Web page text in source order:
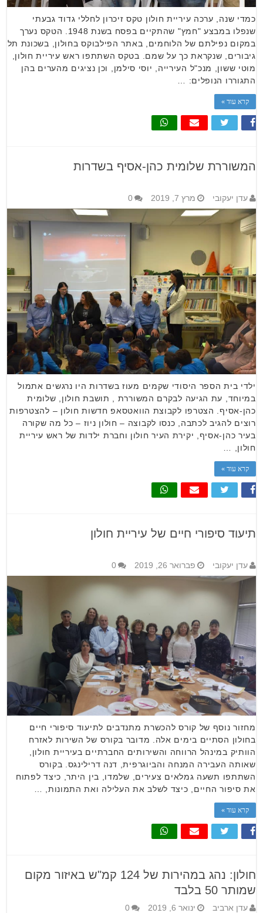
כמדי שנה, ערכה עיריית חולון טקס זיכרון לחללי גדוד גבעתי
שנפלו במבצע "חמץ" שהתקיים בפסח בשנת 1948. הטקס נערך
במקום נפילתם של הלוחמים, באתר הפילבוקס בחולון, בשכונת תל
גיבורים, שנקראת כך על שמם. בטקס השתתפו ראש עיריית חולון,
מוטי ששון, מנכ"ל העירייה, יוסי סילמן, וכן נציגים מהערים בהן
התגוררו הנופלים: …
קרא עוד »
המשוררת שלומית כהן-אסיף בשדרות
עדן יעקובי מרץ 7, 2019 0
ילדי בית הספר היסודי שקמים מעוז בשדרות היו נרגשים אתמול
במיוחד, עת הגיעה לבקרם המשוררת , תושבת חולון, שלומית
כהן-אסיף. הצטרפו לקבוצת הוואטסאפ חדשות חולון – להצטרפות
רוצים להגיב לכתבה, כנסו לקבוצה – חולון ניוז – כל מה שקורה
בעיר כהן-אסיף, יקירת העיר חולון וחברת ילדות של ראש עיריית
חולון, …
קרא עוד »
תיעוד סיפורי חיים של עיריית חולון
עדן יעקובי פברואר 26, 2019 0
מחזור נוסף של קורס להכשרת מתנדבים לתיעוד סיפורי חיים
בחולון הסתיים בימים אלה. מדובר בקורס של השירות לאזרח
הוותיק במינהל הרווחה והשירותים החברתיים בעיריית חולון,
שאותה העבירה המנחה והביוגרפית, דנה דרילינגס. בקורס
השתתפו תשעה גמלאים צעירים, שלמדו, בין היתר, כיצד לפתוח
את סיפור החיים, כיצד לשלב את העלילה ואת התמונות, …
קרא עוד »
חולון: נהג במהירות של 124 קמ"ש באיזור מקום
שמותר 50 בלבד
עדן ארביב ינואר 6, 2019 0